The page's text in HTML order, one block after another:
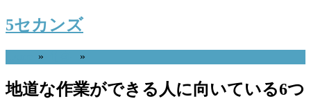
5セカンズ
» »
地道な作業ができる人に向いている6つ